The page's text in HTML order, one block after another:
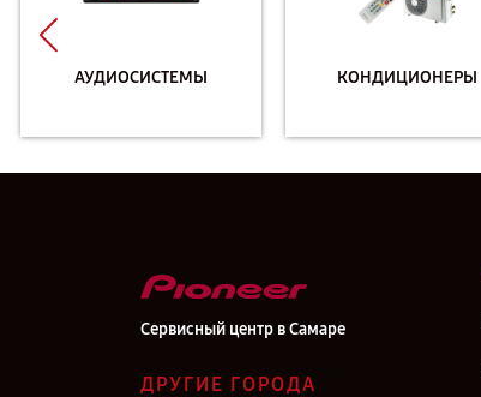
АУДИОСИСТЕМЫ КОНДИЦИОНЕРЫ
Сервисный центр в Самаре
ДРУГИЕ ГОРОДА